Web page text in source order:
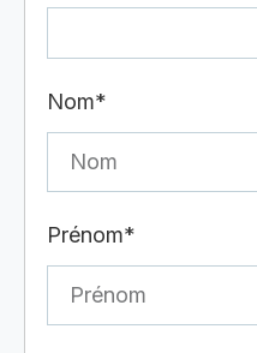
Nom*
Prénom*